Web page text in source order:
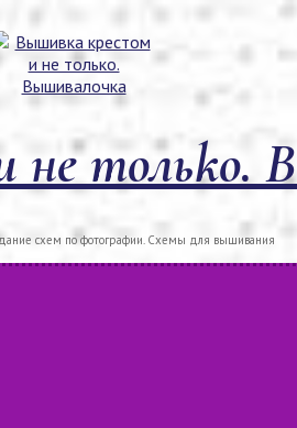
только.
схем по фотографии. Схемы для вышивания